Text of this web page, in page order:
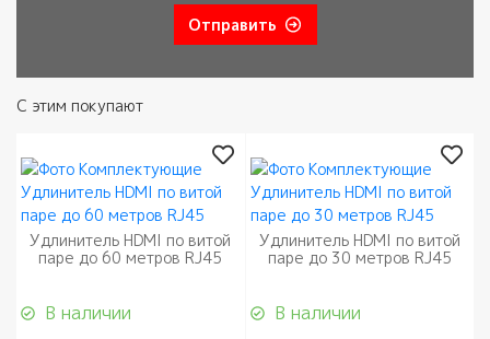
Отправить
С этим покупают
Удлинитель HDMI по витой
паре до 60 метров RJ45
В наличии
Удлинитель HDMI по витой
паре до 30 метров RJ45
В наличии